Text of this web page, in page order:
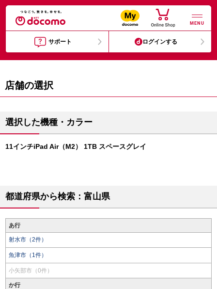
MENU
サポート ログインする
店舗の選択
選択した機種・カラー
11インチiPad Air（M2） 1TB スペースグレイ
都道府県から検索：富山県
あ行
射水市（2件）
魚津市（1件）
小矢部市（0件）
か行